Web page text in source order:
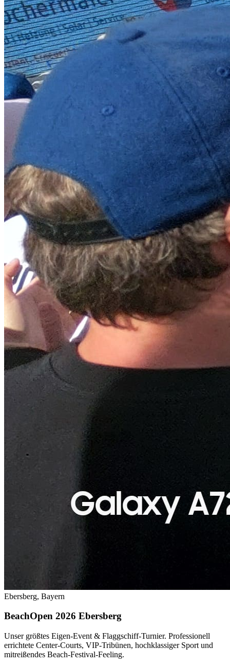
Ebersberg, Bayern
BeachOpen 2026 Ebersberg
Unser größtes Eigen-Event & Flaggschiff-Turnier. Professionell
errichtete Center-Courts, VIP-Tribünen, hochklassiger Sport und
mitreißendes Beach-Festival-Feeling.